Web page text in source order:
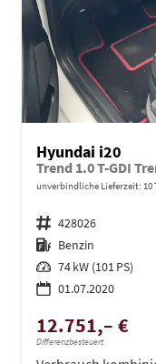
Hyundai i20
Trend 1.0 T-GDI
unverbindliche Lieferzeit: 10
Fahrzeugnr. 428026
Kraftstoff Benzin
Leistung 74 kW (101 PS)
01.07.2020
12.751,– €
Differenzbesteuert